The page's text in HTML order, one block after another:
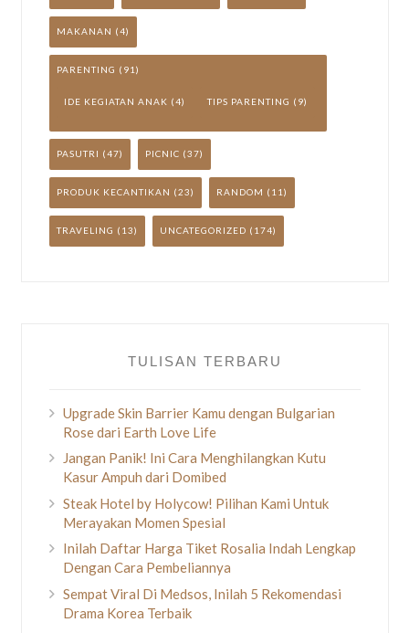
MAKANAN (4)
PARENTING (91)
IDE KEGIATAN ANAK (4) TIPS PARENTING (9)
PASUTRI (47) PICNIC (37)
PRODUK KECANTIKAN (23) RANDOM (11)
TRAVELING (13) UNCATEGORIZED (174)
TULISAN TERBARU
Upgrade Skin Barrier Kamu dengan Bulgarian
Rose dari Earth Love Life
Jangan Panik! Ini Cara Menghilangkan Kutu
Kasur Ampuh dari Domibed
Steak Hotel by Holycow! Pilihan Kami Untuk
Merayakan Momen Spesial
Inilah Daftar Harga Tiket Rosalia Indah Lengkap
Dengan Cara Pembeliannya
Sempat Viral Di Medsos, Inilah 5 Rekomendasi
Drama Korea Terbaik